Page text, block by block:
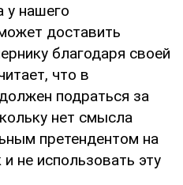
у нашего
доставить
благодаря своей
что в
подраться за
нет смысла
претендентом на
не использовать эту